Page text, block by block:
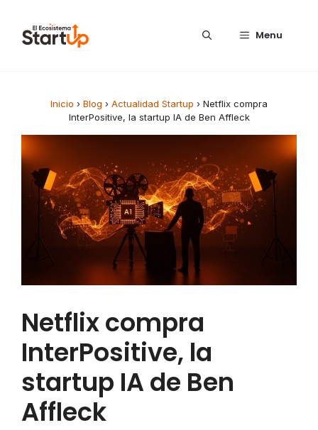
Menu
Inicio › Blog › Actualidad Startup › Netflix compra
InterPositive, la startup IA de Ben Affleck
Netflix compra
InterPositive, la
startup IA de Ben
Affleck